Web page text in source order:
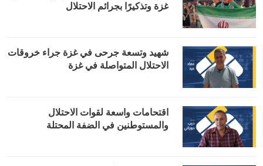
غزة وتذكيرًا بجرائم الاحتلال
شهيد وتسعة جرحى في غزة جراء خروقات
الاحتلال المتواصلة في غزة
اقتحامات واسعة لقوات الاحتلال
والمستوطنين في الضفة المحتلة